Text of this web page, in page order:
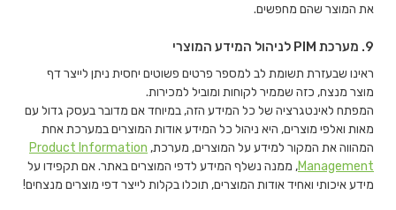
את המוצר שהם מחפשים.
9. מערכת PIM לניהול המידע המוצרי
ראינו שבעזרת תשומת לב למספר פרטים פשוטים יחסית ניתן לייצר דף
מוצר מנצח, כזה שממיר לקוחות ומוביל למכירות.
המפתח לאינטגרציה של כל המידע הזה, במיוחד אם מדובר בעסק גדול עם
מאות ואלפי מוצרים, היא ניהול כל המידע אודות המוצרים במערכת אחת
המהווה את המקור למידע על המוצרים, מערכת, Product Information
Management, ממנה נשלף המידע לדפי המוצרים באתר. אם תקפידו על
מידע איכותי ואחיד אודות המוצרים, תוכלו בקלות לייצר דפי מוצרים מנצחים!